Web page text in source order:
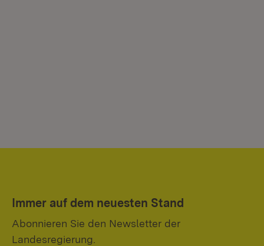
Immer auf dem neuesten Stand
Abonnieren Sie den Newsletter der
Landesregierung.